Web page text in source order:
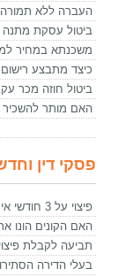
העברה ללא
ביטול עסקת
משכנתא במחיר
כיצד מתבצע רישום
ביטול חוזה מכר
האם מותר להשכיר
פסקי דין
פיצוי על 3 חודשי איחור במסירת דירה
האם הקונים הונו
תביעה לקבלת
בעלי הדירה